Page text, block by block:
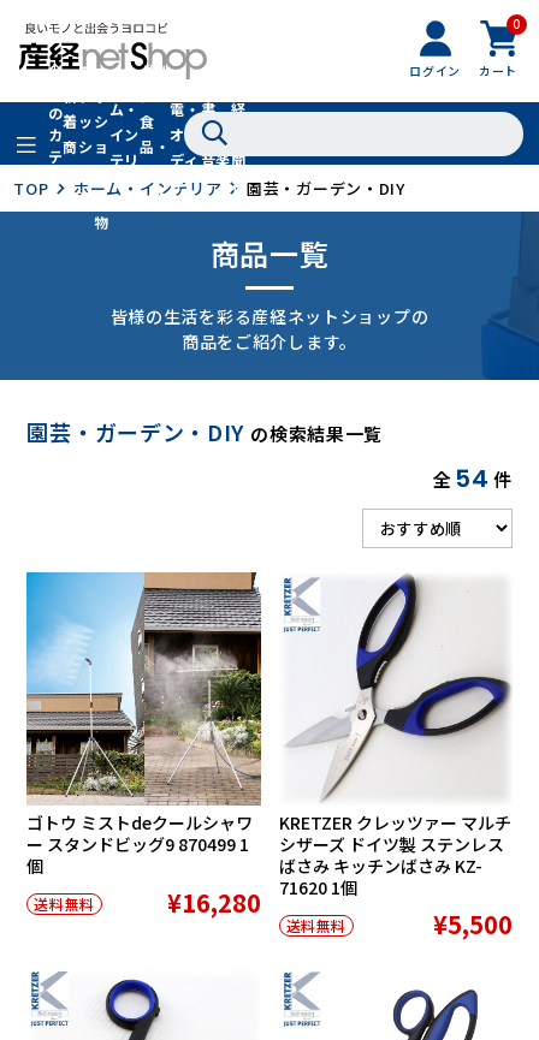
ログイン
0
カート
全
の
カ
テ
リ
着
商
品
フ
ッ
シ
ョ
ン
フ
ァ
シ
ョ
ン
小
物
ム・
イン
テリ
ア
グル
食
品・
ドリ
ンク
家
電・
オー
ディ
オ
書
籍・
音楽
経
聞
社
TOP ホーム・インテリア 園芸・ガーデン・DIY
商品一覧
皆様の生活を彩る産経ネットショップの
商品をご紹介します。
園芸・ガーデン・DIY の検索結果一覧
全54 件
ゴトウ ミストdeクールシャワ
ー スタンドビッグ9 870499 1
個
送料無料 ¥16,280
KRETZER クレッツァー マルチ
シザーズ ドイツ製 ステンレス
ばさみ キッチンばさみ KZ-
71620 1個
送料無料 ¥5,500